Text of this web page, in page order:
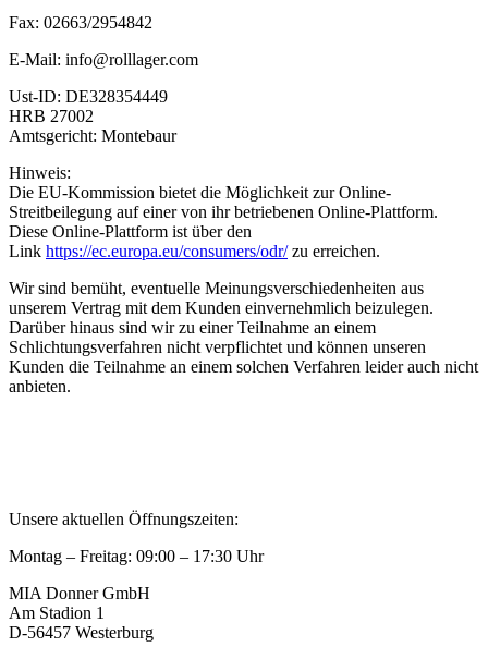
Fax: 02663/2954842
E-Mail: info@rolllager.com
Ust-ID: DE328354449
HRB 27002
Amtsgericht: Montebaur
Hinweis:
Die EU-Kommission bietet die Möglichkeit zur Online-
Streitbeilegung auf einer von ihr betriebenen Online-Plattform.
Diese Online-Plattform ist über den
Link https://ec.europa.eu/consumers/odr/zu erreichen.
Wir sind bemüht, eventuelle Meinungsverschiedenheiten aus
unserem Vertrag mit dem Kunden einvernehmlich beizulegen.
Darüber hinaus sind wir zu einer Teilnahme an einem
Schlichtungsverfahren nicht verpflichtet und können unseren
Kunden die Teilnahme an einem solchen Verfahren leider auch nicht
anbieten.
Unsere aktuellen Öffnungszeiten:
Montag – Freitag: 09:00 – 17:30 Uhr
MIA Donner GmbH
Am Stadion 1
D-56457 Westerburg